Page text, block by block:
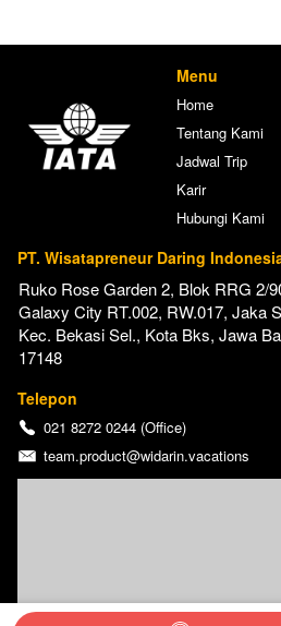
Menu
Home
Tentang Kami
Jadwal Trip
Karir
Hubungi Kami
PT. Wisatapreneur Daring
Ruko Rose Garden 2, Blok RRG 2/
Galaxy City RT.002, RW.017, Jaka
Kec. Bekasi Sel., Kota Bks, Jawa
17148
Telepon
021 8272 0244 (Office)
team.product@widarin.vacations